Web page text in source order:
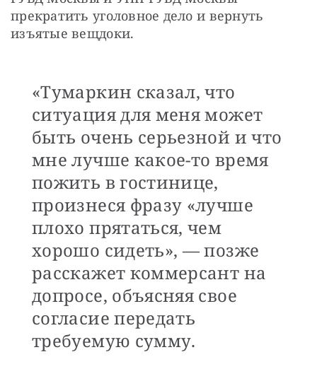
прекратить уголовное дело и вернуть
изъятые вещдоки.
«Тумаркин сказал, что
ситуация для меня может
быть очень серьезной и что
мне лучше какое-то время
пожить в гостинице,
произнеся фразу «лучше
плохо прятаться, чем
хорошо сидеть», — позже
расскажет коммерсант на
допросе, объясняя свое
согласие передать
требуемую сумму.